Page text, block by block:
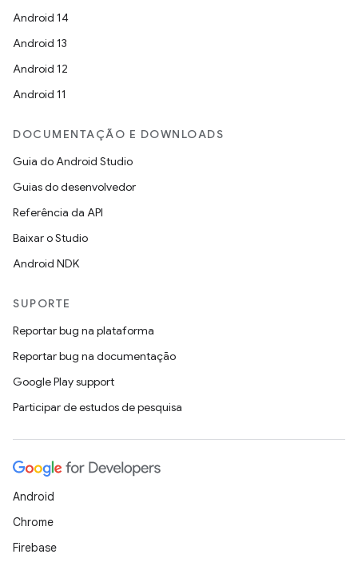
Android 14
Android 13
Android 12
Android 11
DOCUMENTAÇÃO E DOWNLOADS
Guia do Android Studio
Guias do desenvolvedor
Referência da API
Baixar o Studio
Android NDK
SUPORTE
Reportar bug na plataforma
Reportar bug na documentação
Google Play support
Participar de estudos de pesquisa
Android
Chrome
Firebase